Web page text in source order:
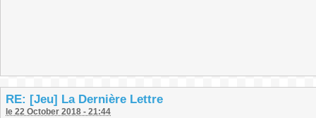
RE: [Jeu] La Dernière Lettre
le 22 October 2018 - 21:44